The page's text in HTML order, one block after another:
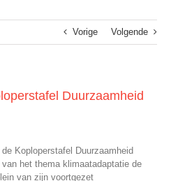
Vorige Volgende
Duurzaamheid
Koploperstafel Duurzaamheid
het thema klimaatadaptatie de
van zijn voortgezet